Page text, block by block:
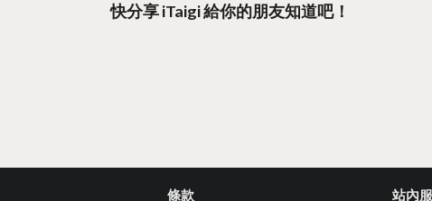
快分享 iTaigi 給你的朋友知道吧！
條款 站內